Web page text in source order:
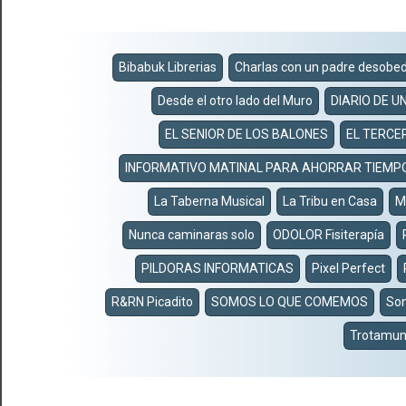
Bibabuk Librerias Charlas con un padre
Desde el otro lado del Muro DIARIO DE
EL SENIOR DE LOS BALONES EL
INFORMATIVO MATINAL PARA AHORRAR
La Taberna Musical La Tribu en Casa
Nunca caminaras solo ODOLOR Fisiterapía
PILDORAS INFORMATICAS Pixel Perfect
R&RN Picadito SOMOS LO QUE COMEMOS